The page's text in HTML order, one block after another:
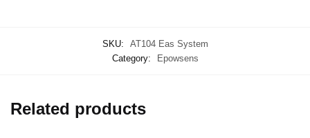
SKU:
AT104 Eas System
Category:
Epowsens
Related products